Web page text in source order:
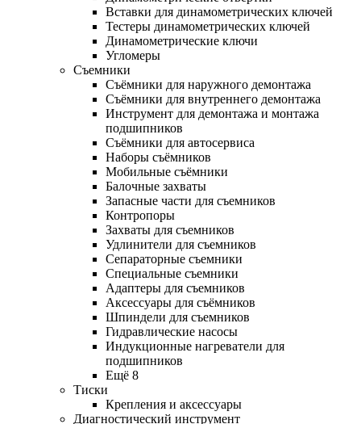
Вставки для динамометрических ключей
Тестеры динамометрических ключей
Динамометрические ключи
Угломеры
Съемники
Съёмники для наружного демонтажа
Съёмники для внутреннего демонтажа
Инструмент для демонтажа и монтажа
подшипников
Съёмники для автосервиса
Наборы съёмников
Мобильные съёмники
Балочные захваты
Запасные части для съемников
Контропоры
Захваты для съемников
Удлинители для съемников
Сепараторные съемники
Специальные съемники
Адаптеры для съемников
Аксессуары для съёмников
Шпиндели для съемников
Гидравлические насосы
Индукционные нагреватели для
подшипников
Ещё 8
Тиски
Крепления и аксессуары
Диагностический инструмент